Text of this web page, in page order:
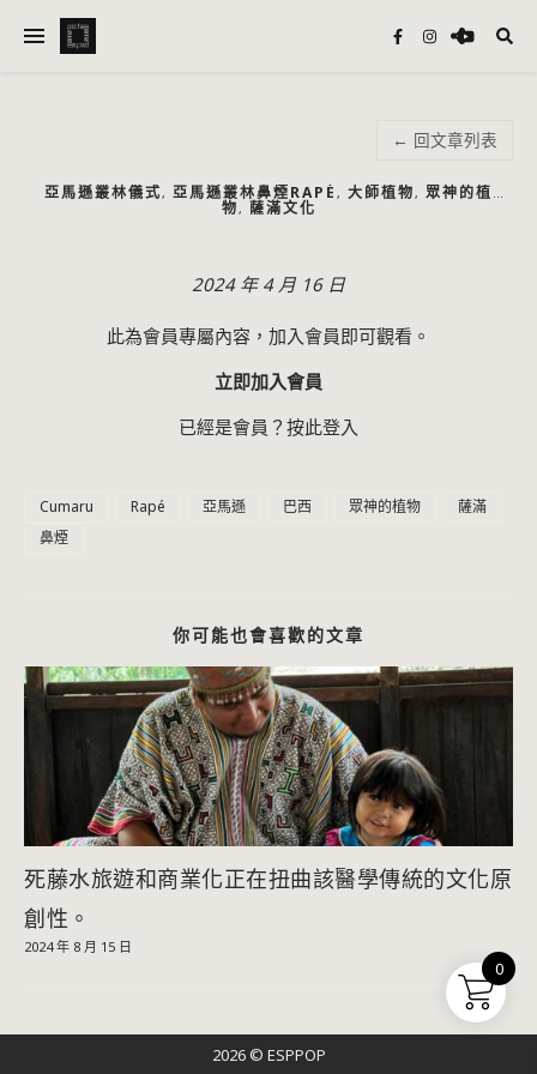
← 回文章列表
亞馬遜叢林儀式, 亞馬遜叢林鼻煙RAPÉ , 大師植物, 眾神的植
物, 薩滿文化
2024 年 4 月 16 日
此為會員專屬內容，加入會員即可觀看。
立即加入會員
已經是會員？ 按此登入
Cumaru Rapé 亞馬遜 巴西 眾神的植物
薩滿
鼻煙
你可能也會喜歡的文章
死藤水旅遊和商業化正在扭曲該醫學傳統的文化原
創性。
2024 年 8 月 15 日
2026 © ESPPOP
0